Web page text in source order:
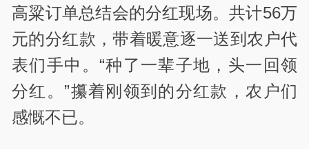
高粱订单总结会的分红现场。共计56万
元的分红款，带着暖意逐一送到农户代
表们手中。“种了一辈子地，头一回领
分红。”攥着刚领到的分红款，农户们
感慨不已。